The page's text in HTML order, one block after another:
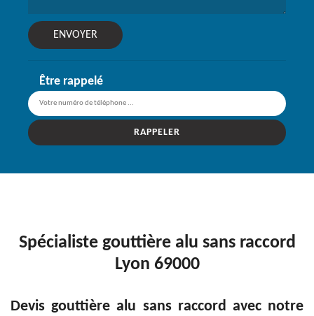
Être rappelé
Spécialiste gouttière alu sans raccord
Lyon 69000
Devis gouttière alu sans raccord avec notre